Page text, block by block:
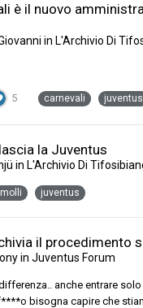
è il nuovo
in L'Archivio Di
5 carnevali juventus
la Juventus
in L'Archivio Di
juventus
il procedimento
in Juventus Forum
anche entrare
bisogna capire che